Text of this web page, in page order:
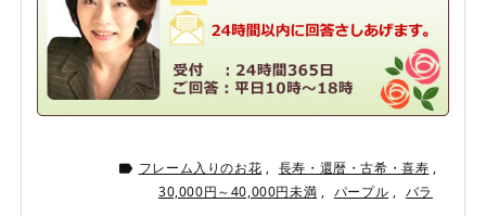
 フレーム入りのお花 , 長寿・還暦・古希・喜寿 ,
30,000円～40,000円未満 , パープル , バラ